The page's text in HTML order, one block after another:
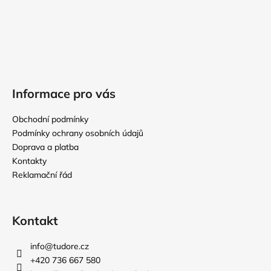
Informace pro vás
Obchodní podmínky
Podmínky ochrany osobních údajů
Doprava a platba
Kontakty
Reklamační řád
Kontakt
info@tudore.cz
+420 736 667 580